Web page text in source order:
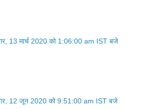
13 मार्च 2020 को 1:06:00 am IST बजे
12 जून 2020 को 9:51:00 am IST बजे